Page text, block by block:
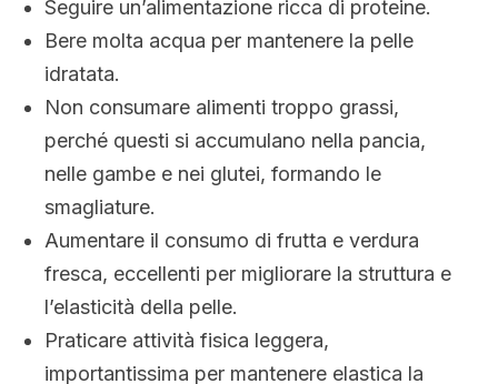
Seguire un’alimentazione ricca di proteine.
Bere molta acqua per mantenere la pelle
idratata.
Non consumare alimenti troppo grassi,
perché questi si accumulano nella pancia,
nelle gambe e nei glutei, formando le
smagliature.
Aumentare il consumo di frutta e verdura
fresca, eccellenti per migliorare la struttura e
l’elasticità della pelle.
Praticare attività fisica leggera,
importantissima per mantenere elastica la